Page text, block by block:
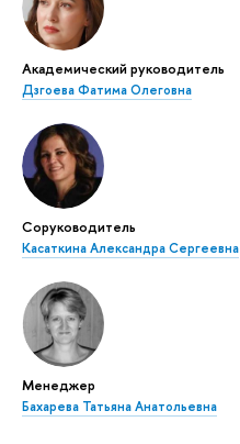
Академический руководитель
Дзгоева Фатима Олеговна
Соруководитель
Касаткина Александра Сергеевна
Менеджер
Бахарева Татьяна Анатольевна